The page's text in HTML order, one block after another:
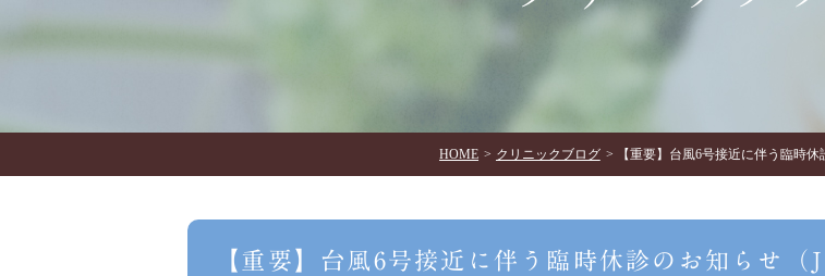
HOME クリニックブログ 【重要】台風6号接近に伴う臨時
【重要】台風6号接近に伴う臨時休診のお知らせ（